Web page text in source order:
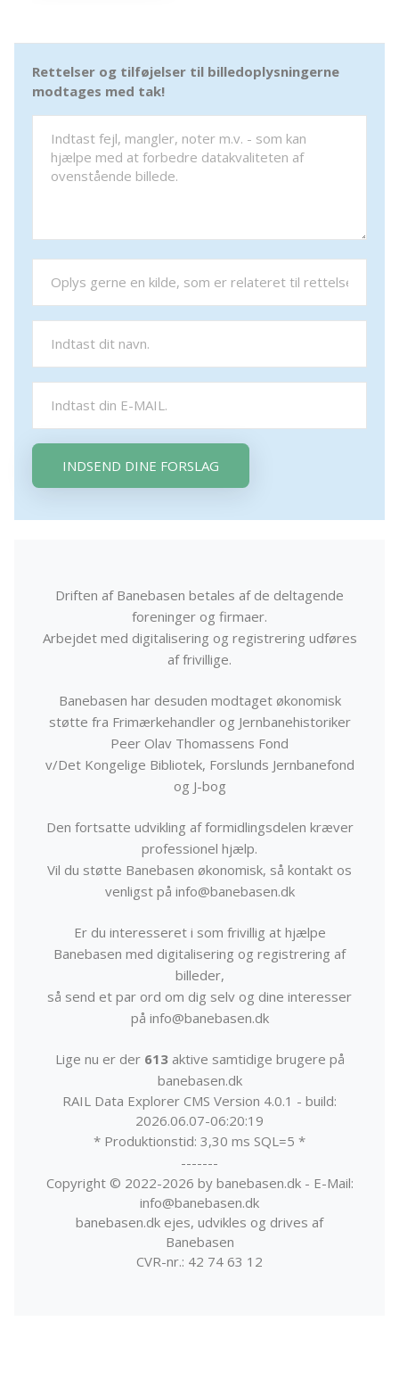
Rettelser og tilføjelser til billedoplysningerne
modtages med tak!
INDSEND DINE FORSLAG
Driften af Banebasen betales af de deltagende
foreninger og firmaer.
Arbejdet med digitalisering og registrering udføres
af frivillige.
Banebasen har desuden modtaget økonomisk
støtte fra Frimærkehandler og Jernbanehistoriker
Peer Olav Thomassens Fond
v/Det Kongelige Bibliotek, Forslunds Jernbanefond
og J-bog
Den fortsatte udvikling af formidlingsdelen kræver
professionel hjælp.
Vil du støtte Banebasen økonomisk, så kontakt os
venligst på info@banebasen.dk
Er du interesseret i som frivillig at hjælpe
Banebasen med digitalisering og registrering af
billeder,
så send et par ord om dig selv og dine interesser
på info@banebasen.dk
Lige nu er der 613aktive samtidige brugere på
banebasen.dk
RAIL Data Explorer CMS Version 4.0.1 - build:
2026.06.07-06:20:19
* Produktionstid: 3,30 ms SQL=5 *
-------
Copyright © 2022-2026 by banebasen.dk - E-Mail:
info@banebasen.dk
banebasen.dk ejes, udvikles og drives af
Banebasen
CVR-nr.: 42 74 63 12